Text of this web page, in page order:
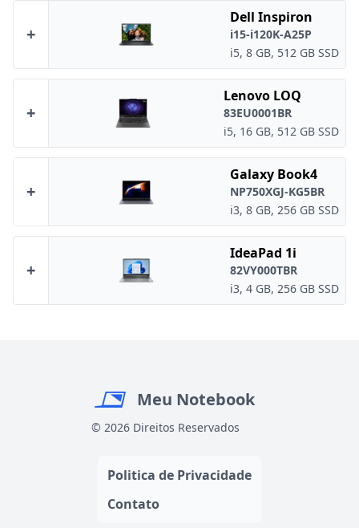
+
Dell Inspiron
i15-i120K-A25P
i5, 8 GB, 512 GB SSD
+
Lenovo LOQ
83EU0001BR
i5, 16 GB, 512 GB SSD
+
Galaxy Book4
NP750XGJ-KG5BR
i3, 8 GB, 256 GB SSD
+
IdeaPad 1i
82VY000TBR
i3, 4 GB, 256 GB SSD
Meu Notebook
© 2026 Direitos Reservados
Politica de Privacidade
Contato